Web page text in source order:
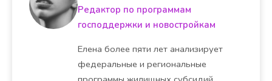
Редактор по программам
господдержки и новостройкам
Елена более пяти лет анализирует
федеральные и региональные